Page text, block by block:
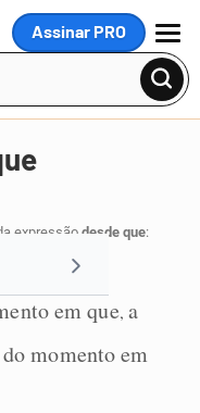
Assinar PRO
MENU
expressãodesde que:
em que, a
momento em